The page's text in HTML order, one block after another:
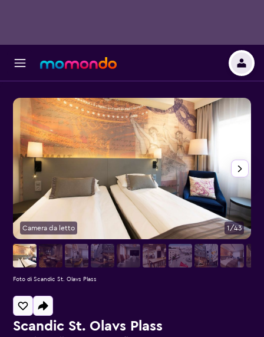
Scandic St. Olavs Plass
Camera da letto 1/43
Foto di Scandic St. Olavs Plass